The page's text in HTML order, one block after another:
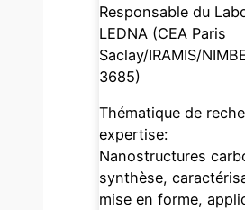
Responsable du
LEDNA (CEA Paris
Saclay/IRAMIS/
3685)
Thématique de
expertise:
Nanostructures
synthèse,
mise en forme,